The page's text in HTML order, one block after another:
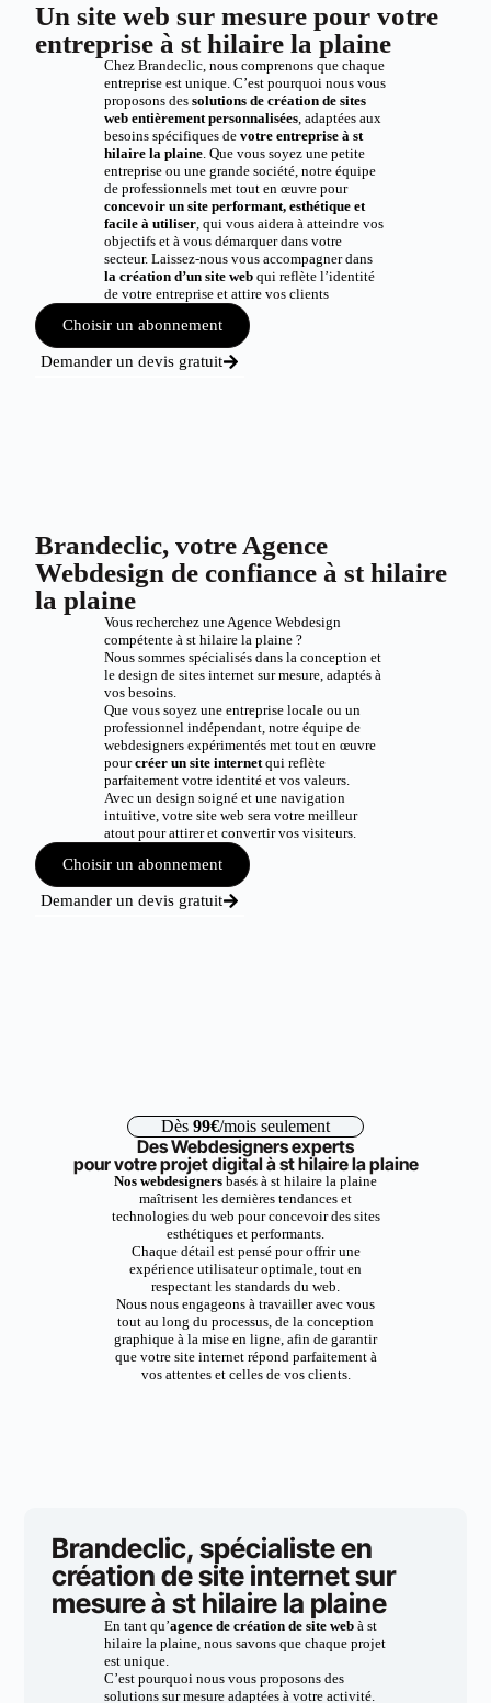
Un site web sur mesure pour votre
entreprise à st hilaire la plaine
Chez Brandeclic, nous comprenons que chaque
entreprise est unique. C’est pourquoi nous vous
proposons des solutions de création de sites
web entièrement personnalisées, adaptées aux
besoins spécifiques de votre entreprise à st
hilaire la plaine. Que vous soyez une petite
entreprise ou une grande société, notre équipe
de professionnels met tout en œuvre pour
concevoir un site performant, esthétique et
facile à utiliser, qui vous aidera à atteindre vos
objectifs et à vous démarquer dans votre
secteur. Laissez-nous vous accompagner dans
la création d’un site webqui reflète l’identité
de votre entreprise et attire vos clients
Choisir un abonnement
Demander un devis gratuit
Brandeclic, votre Agence
Webdesign de confiance à st hilaire
la plaine
Vous recherchez une Agence Webdesign
compétente à st hilaire la plaine ?
Nous sommes spécialisés dans la conception et
le design de sites internet sur mesure, adaptés à
vos besoins.
Que vous soyez une entreprise locale ou un
professionnel indépendant, notre équipe de
webdesigners expérimentés met tout en œuvre
pourcréer un site internetqui reflète
parfaitement votre identité et vos valeurs.
Avec un design soigné et une navigation
intuitive, votre site web sera votre meilleur
atout pour attirer et convertir vos visiteurs.
Choisir un abonnement
Demander un devis gratuit
Dès 99€/mois seulement
Des Webdesigners experts
pour votre projet digital à st hilaire la plaine
Nos webdesigners basés à st hilaire la plaine
maîtrisent les dernières tendances et
technologies du web pour concevoir des sites
esthétiques et performants.
Chaque détail est pensé pour offrir une
expérience utilisateur optimale, tout en
respectant les standards du web.
Nous nous engageons à travailler avec vous
tout au long du processus, de la conception
graphique à la mise en ligne, afin de garantir
que votre site internet répond parfaitement à
vos attentes et celles de vos clients.
Brandeclic, spécialiste en
création de site internet sur
mesure à st hilaire la plaine
En tant qu’agence de création de site webà st
hilaire la plaine, nous savons que chaque projet
est unique.
C’est pourquoi nous vous proposons des
solutions sur mesure adaptées à votre activité.